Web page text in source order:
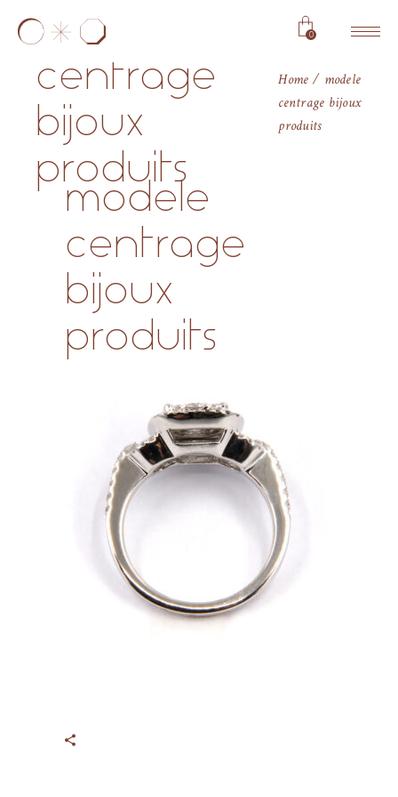
0
modele
centrage
bijoux
produits
Home
modele
centrage bijoux
produits
modele
centrage
bijoux
produits